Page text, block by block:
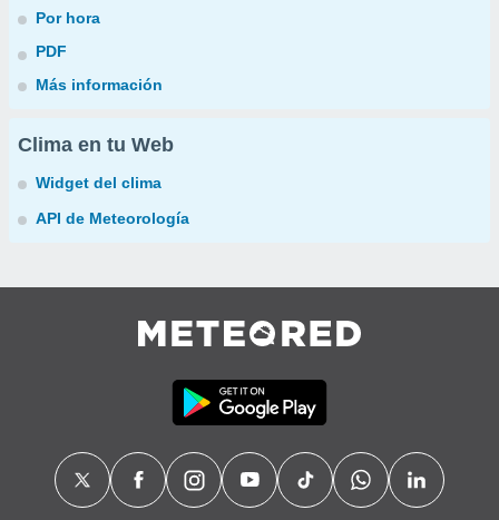
Por hora
PDF
Más información
Clima en tu Web
Widget del clima
API de Meteorología